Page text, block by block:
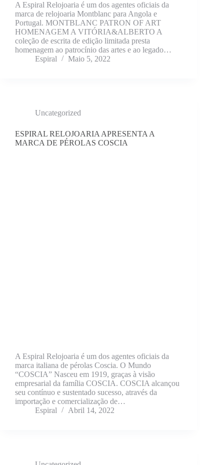
A Espiral Relojoaria é um dos agentes oficiais da
marca de relojoaria Montblanc para Angola e
Portugal. MONTBLANC PATRON OF ART
HOMENAGEM A VITÓRIA&ALBERTO A
coleção de escrita de edição limitada presta
homenagem ao patrocínio das artes e ao legado…
Espiral
Maio 5, 2022
Uncategorized
ESPIRAL RELOJOARIA APRESENTA A
MARCA DE PÉROLAS COSCIA
A Espiral Relojoaria é um dos agentes oficiais da
marca italiana de pérolas Coscia. O Mundo
“COSCIA” Nasceu em 1919, graças à visão
empresarial da família COSCIA. COSCIA alcançou
seu contínuo e sustentado sucesso, através da
importação e comercialização de…
Espiral
Abril 14, 2022